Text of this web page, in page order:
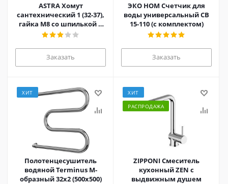
ASTRA Хомут
сантехнический 1 (32-37),
гайка М8 со шпилькой и
дюбелем
Заказать
ЭКО НОМ Счетчик для
воды универсальный СВ
15-110 (с комплектом)
Заказать
ХИТ
Полотенцесушитель
водяной Terminus M-
образный 32х2 (500х500)
ХИТ
РАСПРОДАЖА
ZIPPONI Смеситель
кухонный ZEN с
выдвижным душем